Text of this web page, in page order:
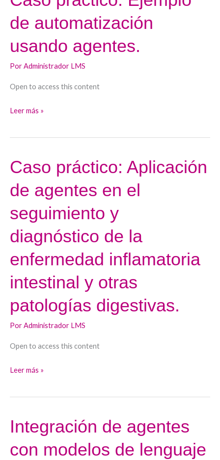
de automatización
usando agentes.
PorAdministrador LMS
Open to access this content
práctico:
Ejemplo
automatización
Leer más »
Caso práctico: Aplicación
de agentes en el
seguimiento y
diagnóstico de la
enfermedad inflamatoria
intestinal y otras
patologías digestivas.
PorAdministrador LMS
Open to access this content
Caso
práctico:
Aplicación
agentes
en
el
seguimiento
y
diagnóstico
la
intestinal
otras
digestivas.
Leer más »
Integración de agentes
con modelos de lenguaje
Integración
de
agentes